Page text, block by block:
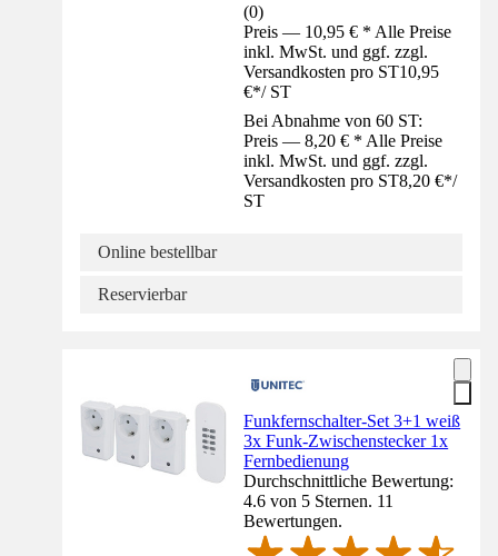
(0)
Preis — 10,95 € * Alle Preise
inkl. MwSt. und ggf. zzgl.
Versandkosten pro ST10,95
€*/ ST
Bei Abnahme von 60 ST:
Preis — 8,20 € * Alle Preise
inkl. MwSt. und ggf. zzgl.
Versandkosten pro ST8,20 €*/
ST
Online bestellbar
Reservierbar
Funkfernschalter-Set 3+1 weiß
3x Funk-Zwischenstecker 1x
Fernbedienung
Durchschnittliche Bewertung:
4.6 von 5 Sternen. 11
Bewertungen.